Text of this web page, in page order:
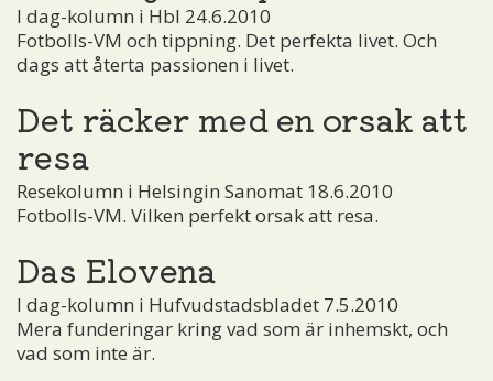
I dag-kolumn i Hbl 24.6.2010
Fotbolls-VM och tippning. Det perfekta livet. Och
dags att återta passionen i livet.
Det räcker med en orsak att
resa
Resekolumn i Helsingin Sanomat 18.6.2010
Fotbolls-VM. Vilken perfekt orsak att resa.
Das Elovena
I dag-kolumn i Hufvudstadsbladet 7.5.2010
Mera funderingar kring vad som är inhemskt, och
vad som inte är.